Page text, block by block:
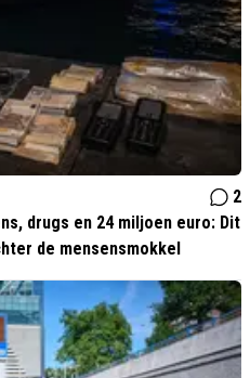
2
drugs en 24 miljoen euro: Dit
de mensensmokkel